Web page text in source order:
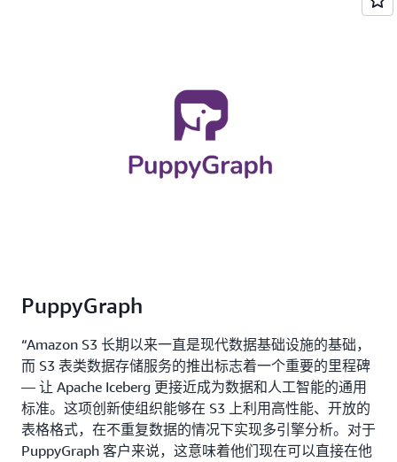
PuppyGraph
“Amazon S3 长期以来一直是现代数据基础设施的基础，
而 S3 表类数据存储服务的推出标志着一个重要的里程碑
— 让 Apache Iceberg 更接近成为数据和人工智能的通用
标准。这项创新使组织能够在 S3 上利用高性能、开放的
表格格式，在不重复数据的情况下实现多引擎分析。对于
PuppyGraph 客户来说，这意味着他们现在可以直接在他